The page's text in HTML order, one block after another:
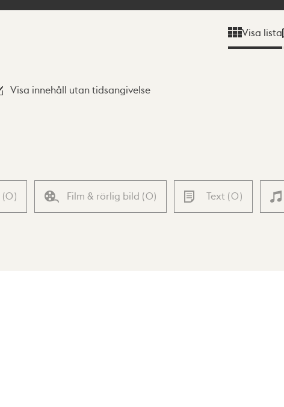
Visa lista
Visa innehåll utan tidsangivelse
(0) Film & rörlig bild (0) Text (0)